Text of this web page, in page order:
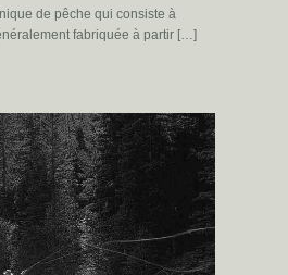
de pêche qui consiste à
fabriquée à partir […]